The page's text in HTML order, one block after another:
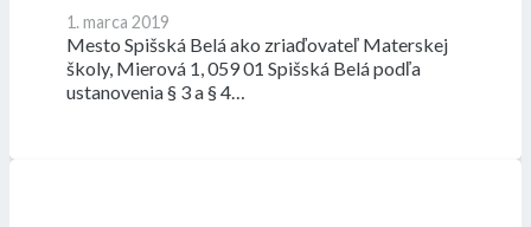
1. marca 2019
Mesto Spišská Belá ako zriaďovateľ Materskej
školy, Mierová 1, 059 01 Spišská Belá podľa
ustanovenia § 3 a § 4…